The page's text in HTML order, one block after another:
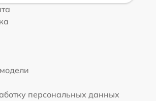
персональных данных